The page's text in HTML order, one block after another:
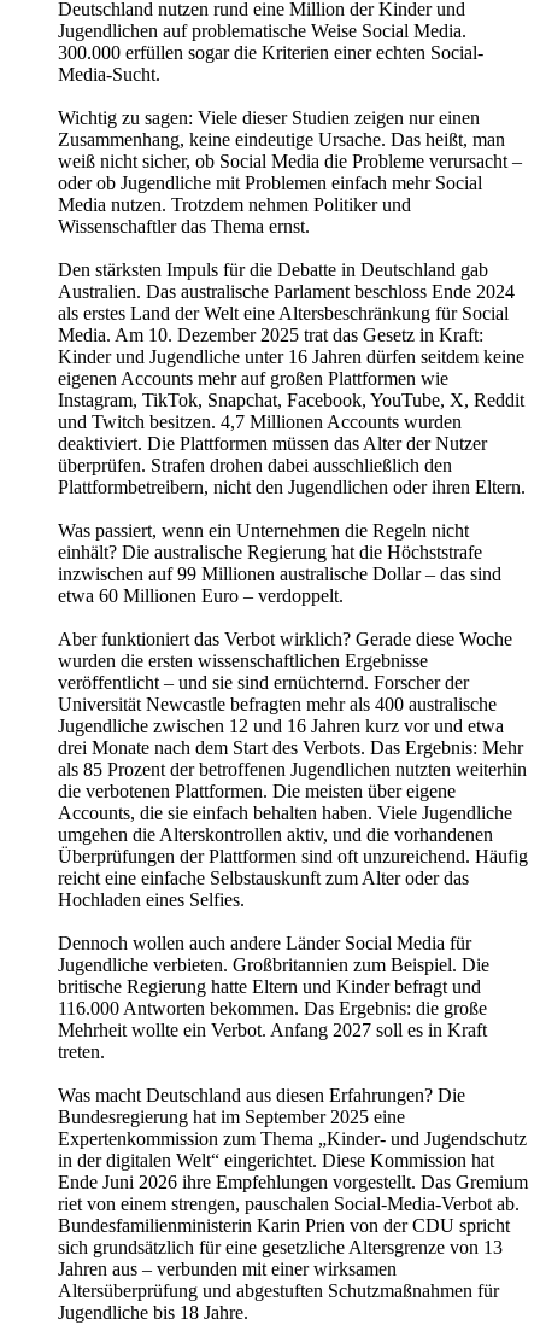
Deutschland nutzen rund eine Million der Kinder und
Jugendlichen auf problematische Weise Social Media.
300.000 erfüllen sogar die Kriterien einer echten Social-
Media-Sucht.
Wichtig zu sagen: Viele dieser Studien zeigen nur einen
Zusammenhang, keine eindeutige Ursache. Das heißt, man
weiß nicht sicher, ob Social Media die Probleme verursacht –
oder ob Jugendliche mit Problemen einfach mehr Social
Media nutzen. Trotzdem nehmen Politiker und
Wissenschaftler das Thema ernst.
Den stärksten Impuls für die Debatte in Deutschland gab
Australien. Das australische Parlament beschloss Ende 2024
als erstes Land der Welt eine Altersbeschränkung für Social
Media. Am 10. Dezember 2025 trat das Gesetz in Kraft:
Kinder und Jugendliche unter 16 Jahren dürfen seitdem keine
eigenen Accounts mehr auf großen Plattformen wie
Instagram, TikTok, Snapchat, Facebook, YouTube, X, Reddit
und Twitch besitzen. 4,7 Millionen Accounts wurden
deaktiviert. Die Plattformen müssen das Alter der Nutzer
überprüfen. Strafen drohen dabei ausschließlich den
Plattformbetreibern, nicht den Jugendlichen oder ihren Eltern.
Was passiert, wenn ein Unternehmen die Regeln nicht
einhält? Die australische Regierung hat die Höchststrafe
inzwischen auf 99 Millionen australische Dollar – das sind
etwa 60 Millionen Euro – verdoppelt.
Aber funktioniert das Verbot wirklich? Gerade diese Woche
wurden die ersten wissenschaftlichen Ergebnisse
veröffentlicht – und sie sind ernüchternd. Forscher der
Universität Newcastle befragten mehr als 400 australische
Jugendliche zwischen 12 und 16 Jahren kurz vor und etwa
drei Monate nach dem Start des Verbots. Das Ergebnis: Mehr
als 85 Prozent der betroffenen Jugendlichen nutzten weiterhin
die verbotenen Plattformen. Die meisten über eigene
Accounts, die sie einfach behalten haben. Viele Jugendliche
umgehen die Alterskontrollen aktiv, und die vorhandenen
Überprüfungen der Plattformen sind oft unzureichend. Häufig
reicht eine einfache Selbstauskunft zum Alter oder das
Hochladen eines Selfies.
Dennoch wollen auch andere Länder Social Media für
Jugendliche verbieten. Großbritannien zum Beispiel. Die
britische Regierung hatte Eltern und Kinder befragt und
116.000 Antworten bekommen. Das Ergebnis: die große
Mehrheit wollte ein Verbot. Anfang 2027 soll es in Kraft
treten.
Was macht Deutschland aus diesen Erfahrungen? Die
Bundesregierung hat im September 2025 eine
Expertenkommission zum Thema „Kinder- und Jugendschutz
in der digitalen Welt“ eingerichtet. Diese Kommission hat
Ende Juni 2026 ihre Empfehlungen vorgestellt. Das Gremium
riet von einem strengen, pauschalen Social-Media-Verbot ab.
Bundesfamilienministerin Karin Prien von der CDU spricht
sich grundsätzlich für eine gesetzliche Altersgrenze von 13
Jahren aus – verbunden mit einer wirksamen
Altersüberprüfung und abgestuften Schutzmaßnahmen für
Jugendliche bis 18 Jahre.